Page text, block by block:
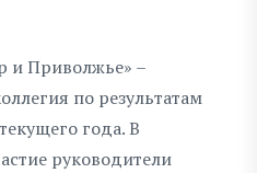
и Приволжье» –
по результатам
года. В
руководители